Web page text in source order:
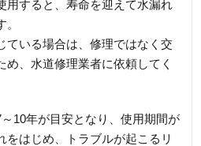
用すると、寿命を迎えて水漏れ
ている場合は、修理ではなく交
、水道修理業者に依頼してく
10年が目安となり、使用期間が
をはじめ、トラブルが起こるリ